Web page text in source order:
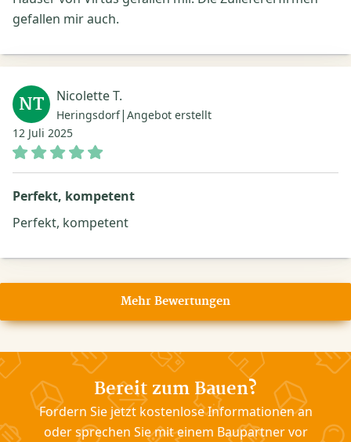
gefallen mir auch.
NT Nicolette T.
Heringsdorf| Angebot erstellt
12 Juli 2025
Perfekt, kompetent
Perfekt, kompetent
Mehr Bewertungen
Bereit zum Bauen?
Fordern Sie jetzt kostenlose Informationen an
oder sprechen Sie mit einem Baupartner vor